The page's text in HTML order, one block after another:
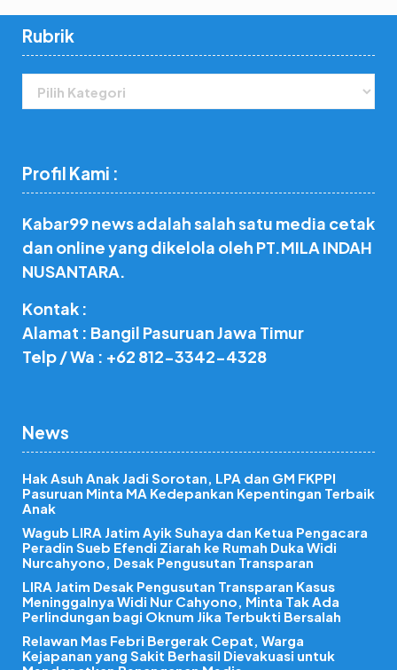
Rubrik
Profil Kami :
Kabar99 news adalah salah satu media cetak
dan online yang dikelola oleh PT.MILA INDAH
NUSANTARA.
Kontak :
Alamat : Bangil Pasuruan Jawa Timur
Telp / Wa : +62 812-3342-4328
News
Hak Asuh Anak Jadi Sorotan, LPA dan GM FKPPI
Pasuruan Minta MA Kedepankan Kepentingan Terbaik
Anak
Wagub LIRA Jatim Ayik Suhaya dan Ketua Pengacara
Peradin Sueb Efendi Ziarah ke Rumah Duka Widi
Nurcahyono, Desak Pengusutan Transparan
LIRA Jatim Desak Pengusutan Transparan Kasus
Meninggalnya Widi Nur Cahyono, Minta Tak Ada
Perlindungan bagi Oknum Jika Terbukti Bersalah
Relawan Mas Febri Bergerak Cepat, Warga
Kejapanan yang Sakit Berhasil Dievakuasi untuk